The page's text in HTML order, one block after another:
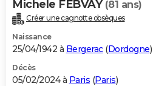
Michele FEBVAY (81 ans)
Créer une cagnotte obsèques
Naissance
25/04/1942 à Bergerac(Dordogne)
Décès
05/02/2024 à Paris (Paris)